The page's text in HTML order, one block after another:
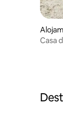
Casa